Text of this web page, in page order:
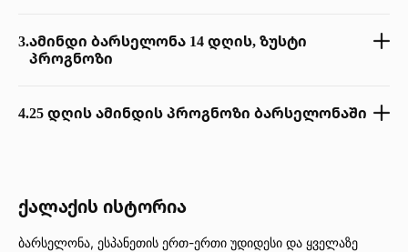
3.ამინდი ბარსელონა 14 დღის, ზუსტი
პროგნოზი
4.25 დღის ამინდის პროგნოზი ბარსელონაში
ქალაქის ისტორია
ბარსელონა, ესპანეთის ერთ-ერთი უდიდესი და ყველაზე